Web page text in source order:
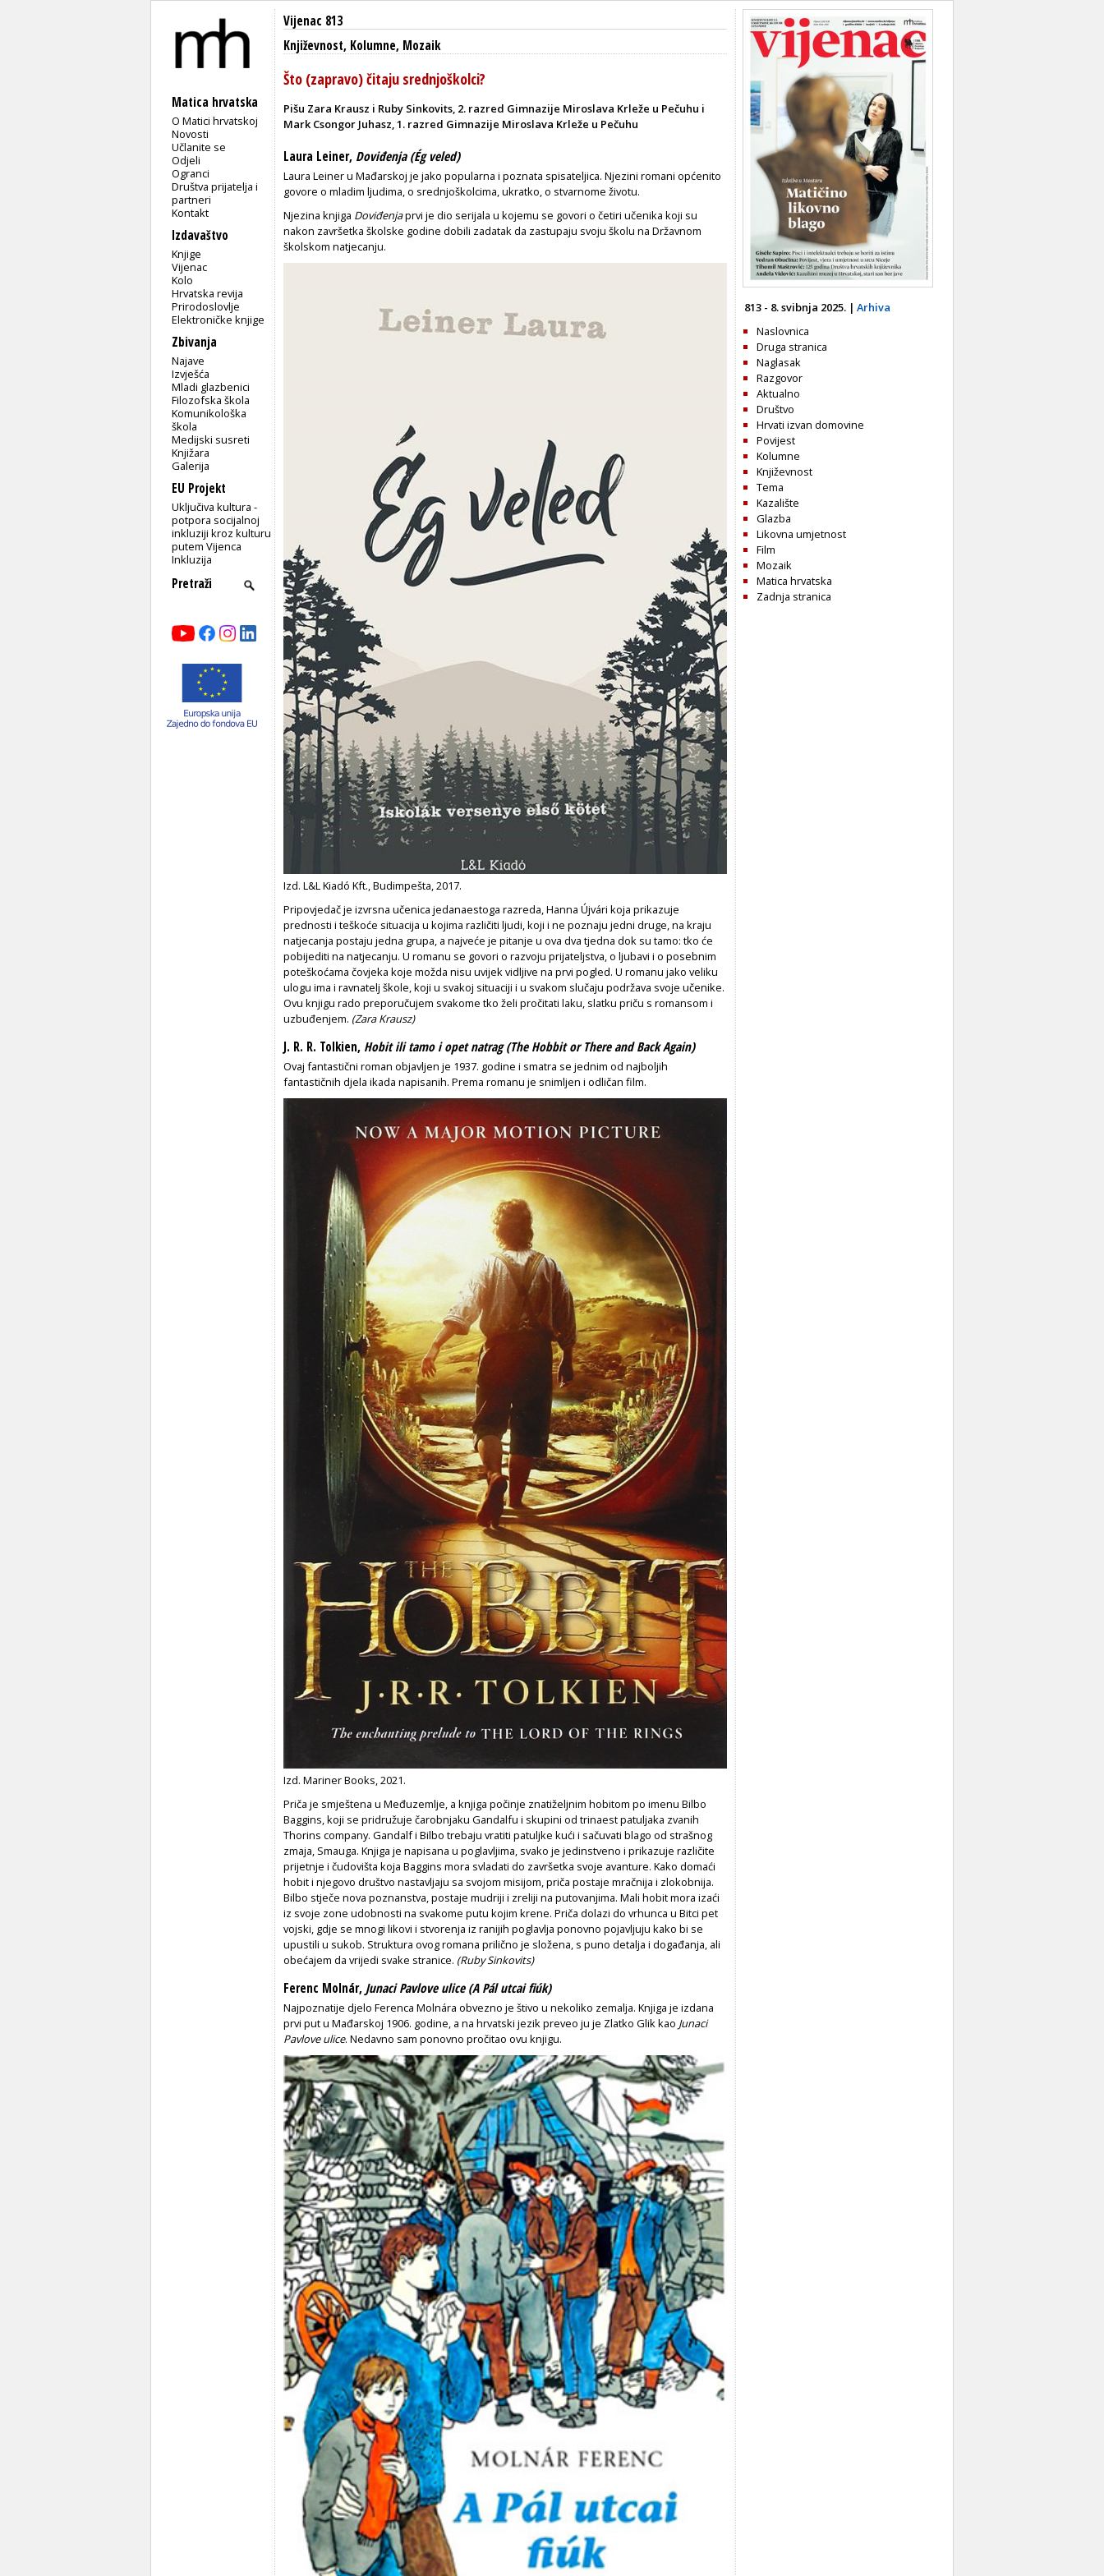
Matica hrvatska
O Matici hrvatskoj
Novosti
Učlanite se
Odjeli
Ogranci
Društva prijatelja i
partneri
Kontakt
Izdavaštvo
Knjige
Vijenac
Kolo
Hrvatska revija
Prirodoslovlje
Elektroničke knjige
Zbivanja
Najave
Izvješća
Mladi glazbenici
Filozofska škola
Komunikološka
škola
Medijski susreti
Knjižara
Galerija
EU Projekt
Uključiva kultura -
potpora socijalnoj
inkluziji kroz kulturu
putem Vijenca
Inkluzija
Vijenac 813
Književnost, Kolumne, Mozaik
Što (zapravo) čitaju srednjoškolci?
Pišu Zara Krausz i Ruby Sinkovits, 2. razred Gimnazije Miroslava Krleže u Pečuhu i
Mark Csongor Juhasz, 1. razred Gimnazije Miroslava Krleže u Pečuhu
Laura Leiner, Doviđenja (Ég veled)
Laura Leiner u Mađarskoj je jako popularna i poznata spisateljica. Njezini romani općenito
govore o mladim ljudima, o srednjoškolcima, ukratko, o stvarnome životu.
Njezina knjiga Doviđenjaprvi je dio serijala u kojemu se govori o četiri učenika koji su
nakon završetka školske godine dobili zadatak da zastupaju svoju školu na Državnom
školskom natjecanju.
Izd. L&L Kiadó Kft., Budimpešta, 2017.
Pripovjedač je izvrsna učenica jedanaestoga razreda, Hanna Újvári koja prikazuje
prednosti i teškoće situacija u kojima različiti ljudi, koji i ne poznaju jedni druge, na kraju
natjecanja postaju jedna grupa, a najveće je pitanje u ova dva tjedna dok su tamo: tko će
pobijediti na natjecanju. U romanu se govori o razvoju prijateljstva, o ljubavi i o posebnim
poteškoćama čovjeka koje možda nisu uvijek vidljive na prvi pogled. U romanu jako veliku
ulogu ima i ravnatelj škole, koji u svakoj situaciji i u svakom slučaju podržava svoje učenike.
Ovu knjigu rado preporučujem svakome tko želi pročitati laku, slatku priču s romansom i
uzbuđenjem. (Zara Krausz)
J. R. R. Tolkien, Hobit ili tamo i opet natrag (The Hobbit or There and Back Again)
Ovaj fantastični roman objavljen je 1937. godine i smatra se jednim od najboljih
fantastičnih djela ikada napisanih. Prema romanu je snimljen i odličan film.
Izd. Mariner Books, 2021.
Priča je smještena u Međuzemlje, a knjiga počinje znatiželjnim hobitom po imenu Bilbo
Baggins, koji se pridružuje čarobnjaku Gandalfu i skupini od trinaest patuljaka zvanih
Thorins company. Gandalf i Bilbo trebaju vratiti patuljke kući i sačuvati blago od strašnog
zmaja, Smauga. Knjiga je napisana u poglavljima, svako je jedinstveno i prikazuje različite
prijetnje i čudovišta koja Baggins mora svladati do završetka svoje avanture. Kako domaći
hobit i njegovo društvo nastavljaju sa svojom misijom, priča postaje mračnija i zlokobnija.
Bilbo stječe nova poznanstva, postaje mudriji i zreliji na putovanjima. Mali hobit mora izaći
iz svoje zone udobnosti na svakome putu kojim krene. Priča dolazi do vrhunca u Bitci pet
vojski, gdje se mnogi likovi i stvorenja iz ranijih poglavlja ponovno pojavljuju kako bi se
upustili u sukob. Struktura ovog romana prilično je složena, s puno detalja i događanja, ali
obećajem da vrijedi svake stranice. (Ruby Sinkovits)
Ferenc Molnár,Junaci Pavlove ulice (A Pál utcai fiúk)
Najpoznatije djelo Ferenca Molnára obvezno je štivo u nekoliko zemalja. Knjiga je izdana
prvi put u Mađarskoj 1906. godine, a na hrvatski jezik preveo ju je Zlatko Glik kao Junaci
Pavlove ulice. Nedavno sam ponovno pročitao ovu knjigu.
813 - 8. svibnja 2025. | Arhiva
Naslovnica
Druga stranica
Naglasak
Razgovor
Aktualno
Društvo
Hrvati izvan domovine
Povijest
Kolumne
Književnost
Tema
Kazalište
Glazba
Likovna umjetnost
Film
Mozaik
Matica hrvatska
Zadnja stranica